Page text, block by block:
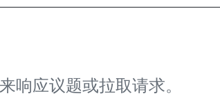
响应议题或拉取请求。